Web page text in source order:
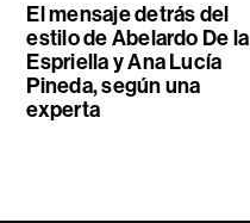
El mensaje detrás del
estilo de Abelardo De la
Espriella y Ana Lucía
Pineda, según una
experta